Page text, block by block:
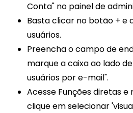
Conta" no painel de
Basta clicar no botão + e
usuários.
Preencha o campo de
marque a caixa ao lado
usuários por e-mail".
Acesse Funções diretas
clique em selecionar